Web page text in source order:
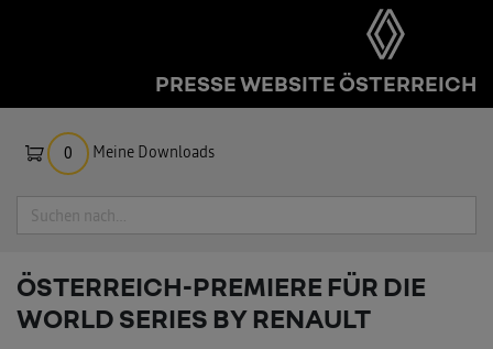
PRESSE WEBSITE ÖSTERREICH
0 Meine Downloads
Suche
ÖSTERREICH-PREMIERE FÜR DIE
WORLD SERIES BY RENAULT